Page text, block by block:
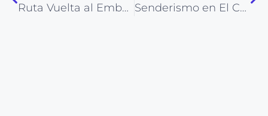
Ruta Vuelta al Embalse de Guadalest Senderismo en El Campello: Les Puntes de Gosàlvez